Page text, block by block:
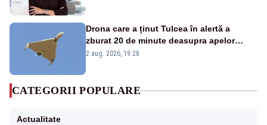
Drona care a ținut Tulcea în alertă a
zburat 20 de minute deasupra apelor
României. Au fost ridicate două F-16
2 aug. 2026, 19:28
CATEGORII POPULARE
Actualitate